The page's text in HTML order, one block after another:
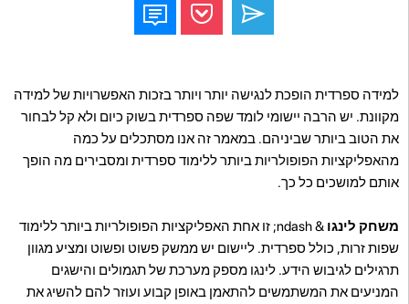
למידה ספרדית הופכת לנגישה יותר ויותר בזכות האפשרויות של למידה
מקוונת. יש הרבה יישומי לומד שפה ספרדית בשוק כיום ולא קל לבחור
את הטוב ביותר שביניהם. במאמר זה אנו מסתכלים על כמה
מהאפליקציות הפופולריות ביותר ללימוד ספרדית ומסבירים מה הופך
אותם למושכים כל כך.
משחק לינגו
& ndash; זו אחת האפליקציות הפופולריות ביותר ללימוד
שפות זרות, כולל ספרדית. ליישום יש ממשק פשוט ופשוט ומציע מגוון
תרגילים לגיבוש הידע. לינגו מספק מערכת של תגמולים והישגים
המניעים את המשתמשים להתאמן באופן קבוע ועוזר להם להשיג את